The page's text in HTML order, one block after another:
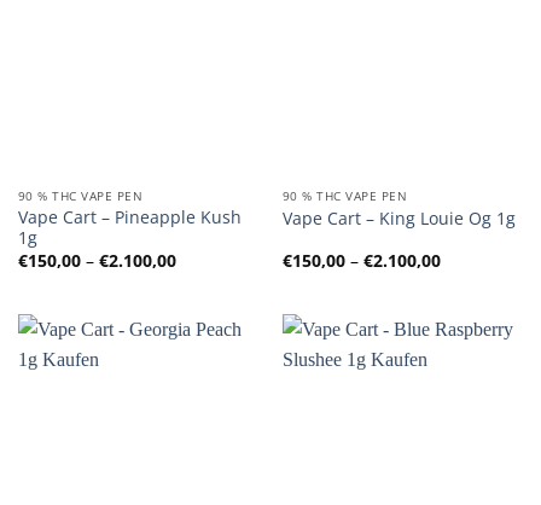
90 % THC VAPE PEN
Vape Cart – Pineapple Kush
1g
€150,00 – €2.100,00Preisspanne:
€150,00
90 % THC VAPE PEN
Vape Cart – King Louie Og 1g
€150,00 – €2.100,00
€150,00